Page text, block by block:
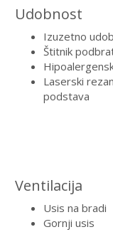
Udobnost
Izuzetno
Štitnik
Laserski
podstava
Ventilacija
Usis na bradi
Gornji usis